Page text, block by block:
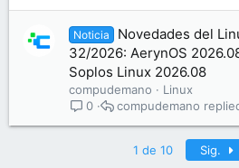
Noticia
Novedades del
32/2026: AerynOS
Soplos Linux 2026.08
compudemano
Linux
0
compudemano
1 de 10 Sig.